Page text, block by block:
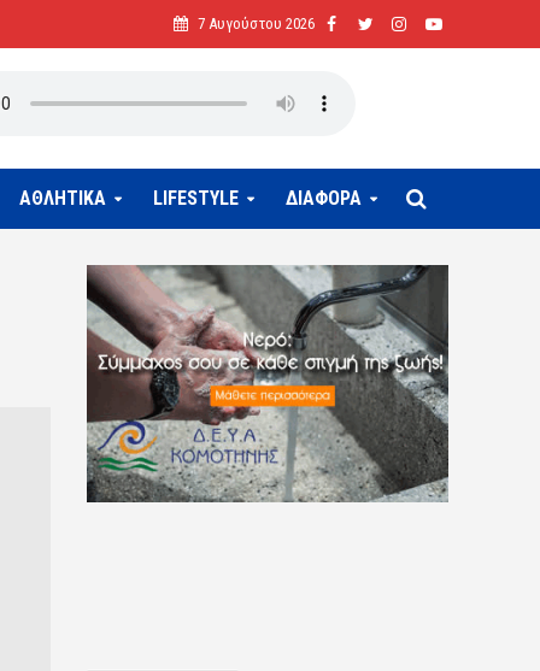
7 Αυγούστου 2026
ΑΘΛΗΤΙΚΑ LIFESTYLE ΔΙΑΦΟΡΑ